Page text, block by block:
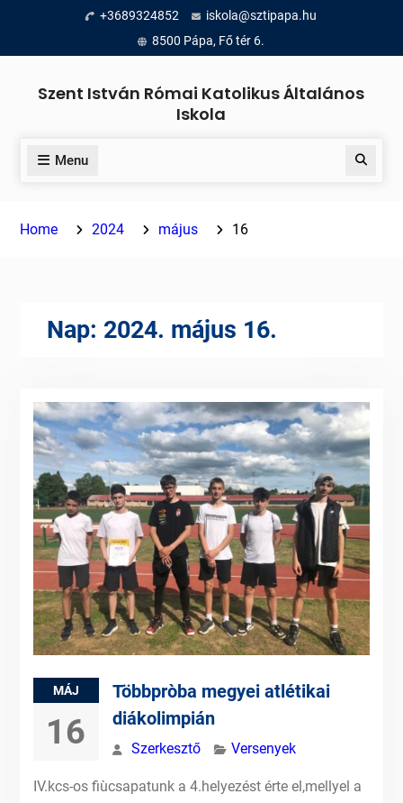
content
+3689324852
iskola@sztipapa.hu
8500 Pápa, Fő tér 6.
Szent István Római Katolikus Általános
Iskola
Menu Search
Home 2024 május 16
Nap: 2024. május 16.
MÁJ
16
Többpròba megyei atlétikai
diákolimpián
Szerkesztő Versenyek
IV.kcs-os fiùcsapatunk a 4.helyezést érte el,mellyel a